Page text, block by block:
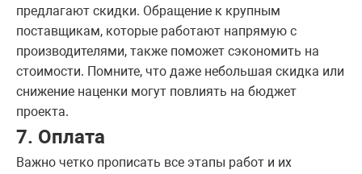
предлагают скидки. Обращение к крупным
поставщикам, которые работают напрямую с
производителями, также поможет сэкономить на
стоимости. Помните, что даже небольшая скидка или
снижение наценки могут повлиять на бюджет
проекта.
7. Оплата
Важно четко прописать все этапы работ и их